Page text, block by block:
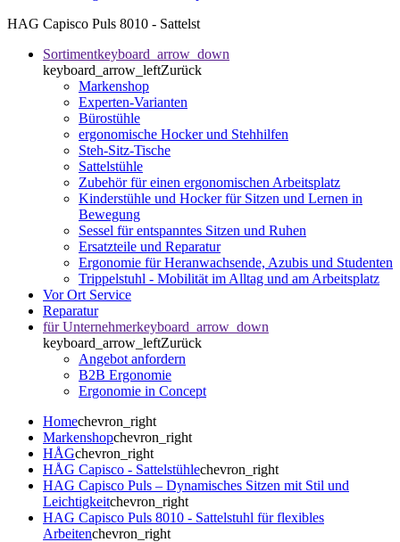
HAG Capisco Puls 8010 - Sattelst
Sortimentkeyboard_arrow_down
keyboard_arrow_leftZurück
Markenshop
Experten-Varianten
Bürostühle
ergonomische Hocker und Stehhilfen
Steh-Sitz-Tische
Sattelstühle
Zubehör für einen ergonomischen Arbeitsplatz
Kinderstühle und Hocker für Sitzen und Lernen in
Bewegung
Sessel für entspanntes Sitzen und Ruhen
Ersatzteile und Reparatur
Ergonomie für Heranwachsende, Azubis und Studenten
Trippelstuhl - Mobilität im Alltag und am Arbeitsplatz
Vor Ort Service
Reparatur
für Unternehmerkeyboard_arrow_down
keyboard_arrow_leftZurück
Angebot anfordern
B2B Ergonomie
Ergonomie in Concept
Homechevron_right
Markenshopchevron_right
HÅGchevron_right
HÅG Capisco - Sattelstühlechevron_right
HAG Capisco Puls – Dynamisches Sitzen mit Stil und
Leichtigkeitchevron_right
HAG Capisco Puls 8010 - Sattelstuhl für flexibles
Arbeitenchevron_right